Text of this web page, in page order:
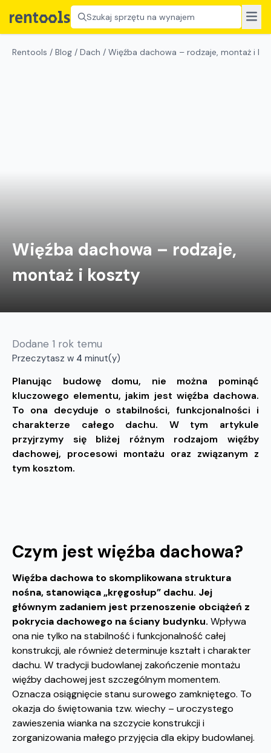
Szukaj sprzętu na wynajem
Rentools / Blog / Dach / Więźba dachowa – rodzaje, montaż i
Więźba dachowa – rodzaje,
montaż i koszty
Dodane 1 rok temu
Przeczytasz w 4 minut(y)
Planując budowę domu, nie można pominąć
kluczowego elementu, jakim jest więźba dachowa.
To ona decyduje o stabilności, funkcjonalności i
charakterze całego dachu. W tym artykule
przyjrzymy się bliżej różnym rodzajom więźby
dachowej, procesowi montażu oraz związanym z
tym kosztom.
Czym jest więźba dachowa?
Więźba dachowa to skomplikowana struktura
nośna, stanowiąca „kręgosłup” dachu. Jej
głównym zadaniem jest przenoszenie obciążeń z
pokrycia dachowego na ściany budynku. Wpływa
ona nie tylko na stabilność i funkcjonalność całej
konstrukcji, ale również determinuje kształt i charakter
dachu. W tradycji budowlanej zakończenie montażu
więźby dachowej jest szczególnym momentem.
Oznacza osiągnięcie stanu surowego zamkniętego. To
okazja do świętowania tzw. wiechy – uroczystego
zawieszenia wianka na szczycie konstrukcji i
zorganizowania małego przyjęcia dla ekipy budowlanej.